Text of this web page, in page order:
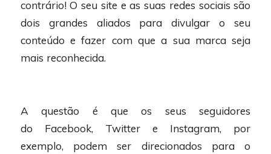
contrário! O seu site e as suas redes sociais são
dois grandes aliados para divulgar o seu
conteúdo e fazer com que a sua marca seja
mais reconhecida.
A questão é que os seus seguidores
do Facebook, Twitter e Instagram, por
exemplo, podem ser direcionados para o